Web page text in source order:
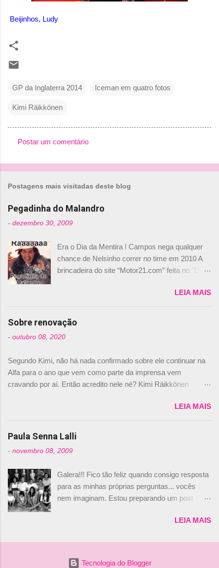
Beijinhos, Ludy
GP da Inglaterra 2014 Iceman em quatro fotos
Kimi Räikkönen
o
n
t
r
i
o
Postar um comentário
Postagens mais visitadas deste blog
Pegadinha do Malandro
- dezembro 30, 2009
Era o Dia da Mentira ! Campos nega qualquer
chance de Nelsinho correr no time em 2010 A
brincadeira do site “Motor21.com” feita no "Día
de abril –, afirmando que Nelson Piquet havia
comprado 15% das ações da Campos, dando,
com isso, um lugar no time a Nelsinho Piquet,
foi esclarecida de uma vez por todas por
Daniele Audetto, diretor da escuderia. O
não será o companheiro de Bruno Senna em
2010. "Na verdade, nós recebemos uma oferta
de Piquet", admitiu Audetto. “Mas depois de ter
Nelson Piquet. “Ele é um bom piloto, rápido e
experiente.” Audetto disse ainda que a suposta
não corresponde à realidade. “O suposto 15%
de investimento seria menor do que aquilo que
outros pilotos podem trazer: italianos, r...
LEIA MAIS
Sobre renovação
- outubro 08, 2020
Segundo Kimi, não há nada confirmado sobre ele continuar na
Alfa para o ano que vem como parte da imprensa vem
cravando por aí. Então acredito nele né? Kimi Räikkönen
truth but I’ve never had an option in my contract so that’s
should, pretty much, tell you that it’s not true." #Kimi7 #EifelGP
#AlfaRomeoRacing pic.twitter.com/77EDVn39Ia — Kimi
Romain falando sobre o fato do Iceman estar há tantos anos na
F1. What is it like to have Kimi as a team mate? 🙌 Over to you,
@RGrosjean ! #EifelGP 🇩🇪 #F1
pic.twitter.com/GSAu1LWnwW — Formula 1 (@F1) October 8,
2020 Beijinhos, Ludy
LEIA MAIS
Paula Senna Lalli
- novembro 08, 2009
Galera!!! Fico tão feliz quando consigo resposta
para as minhas próprias perguntas... vocês
nem imaginam. Estou preparando um post
nunca falei sobre ela, aqui no Octeto. No meio
aqui: Na época, rendeu um burburinho, porque
LEIA MAIS
Tecnologia do Blogger